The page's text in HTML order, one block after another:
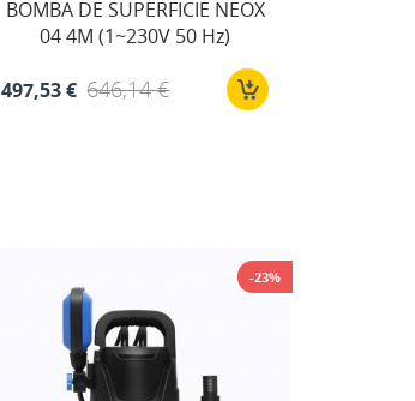
BOMBA DE SUPERFICIE NEOX
04 4M (1~230V 50 Hz)
497,53 € 646,14 €
-23%